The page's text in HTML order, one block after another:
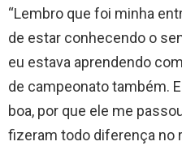
“Lembro que foi minha
de estar conhecendo o
eu estava aprendendo
de campeonato também.
boa, por que ele me
fizeram todo diferença no